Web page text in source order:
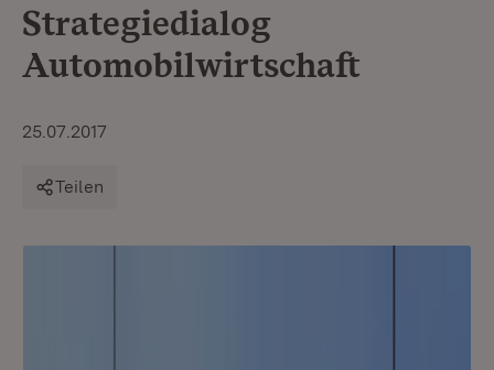
Strategiedialog
Automobilwirtschaft
25.07.2017
Teilen